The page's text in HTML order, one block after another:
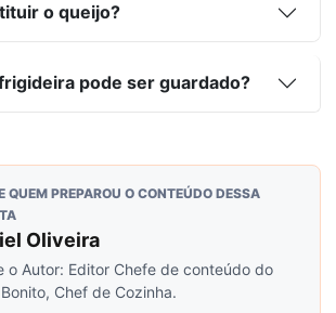
o queijo?
pode ser guardado?
QUEM PREPAROU O CONTEÚDO DESSA
Oliveira
o Autor: Editor Chefe de conteúdo do
Chef de Cozinha.